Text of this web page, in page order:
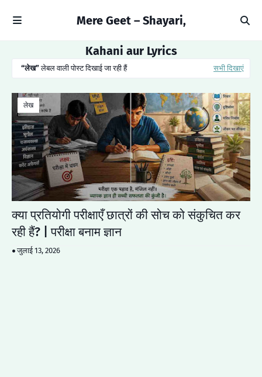
Mere Geet – Shayari,
Kahani aur Lyrics
लेख लेबल वाली पोस्ट दिखाई जा रही हैं सभी दिखाएं
लेख
क्या प्रतियोगी परीक्षाएँ छात्रों की सोच को संकुचित कर
रही हैं? | परीक्षा बनाम ज्ञान
जुलाई 13, 2026